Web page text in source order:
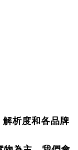
析度和各品牌